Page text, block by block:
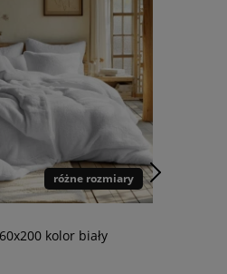
różne rozmiary
kolor biały